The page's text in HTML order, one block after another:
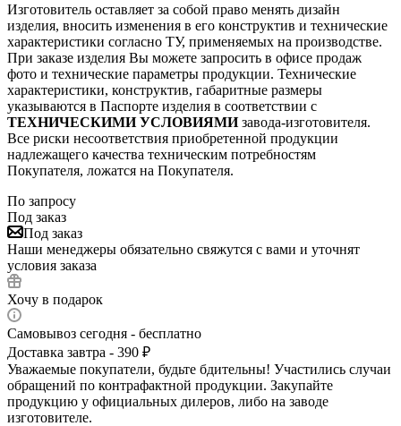
Изготовитель оставляет за собой право менять дизайн
изделия, вносить изменения в его конструктив и технические
характеристики согласно ТУ, применяемых на производстве.
При заказе изделия Вы можете запросить в офисе продаж
фото и технические параметры продукции. Технические
характеристики, конструктив, габаритные размеры
указываются в Паспорте изделия в соответствии с
ТЕХНИЧЕСКИМИ УСЛОВИЯМИзавода-изготовителя.
Все риски несоответствия приобретенной продукции
надлежащего качества техническим потребностям
Покупателя, ложатся на Покупателя.
По запросу
Под заказ
Под заказ
Наши менеджеры обязательно свяжутся с вами и уточнят
условия заказа
Хочу в подарок
Самовывоз сегодня - бесплатно
Доставка завтра - 390 ₽
Уважаемые покупатели, будьте бдительны! Участились случаи
обращений по контрафактной продукции. Закупайте
продукцию у официальных дилеров, либо на заводе
изготовителе.